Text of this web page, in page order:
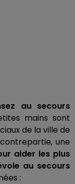
au secours
mains sont
de la ville de
une
aider les plus
au secours
: